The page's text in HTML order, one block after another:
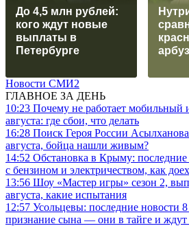
До 4,5 млн рублей:
кого ждут новые
выплаты в
Петербурге
Новости СМИ2
ГЛАВНОЕ ЗА ДЕНЬ
10:23 Почему не работает мобильный
августа: где сбои, что делать
16:28 Поиск Героя России
августа, бойца нашли живым?
14:52 Обстановка в Крыму: последние
с бензином и электричеством, как
13:56 Шоу «Мастер игры» сезон 2,
августа, какие испытания
12:57 Усольцевы: последние новости
признание сына — они в тайге и